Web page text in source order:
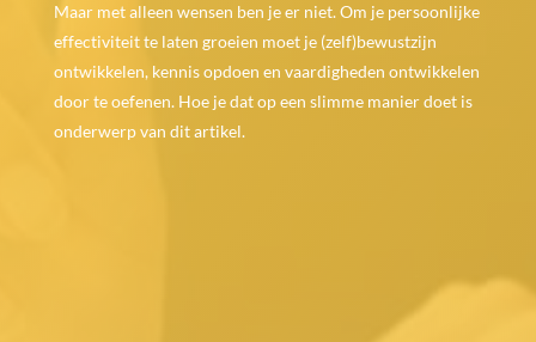
Maar met alleen wensen ben je er niet. Om je persoonlijke
effectiviteit te laten groeien moet je (zelf)bewustzijn
ontwikkelen, kennis opdoen en vaardigheden ontwikkelen
door te oefenen. Hoe je dat op een slimme manier doet is
onderwerp van dit artikel.